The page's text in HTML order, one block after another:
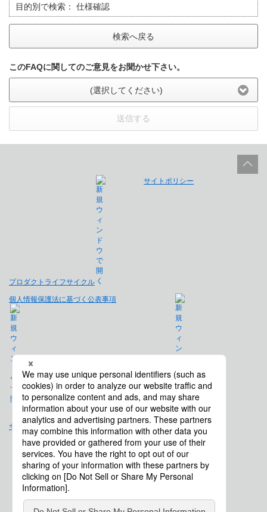
目的別で検索： 仕様確認
検索へ戻る
このFAQに関してのご意見をお聞かせ下さい。
(選択してください)
送信する
プロダクトライフサイクル
サイトポリシー
個人情報保護法に基づく公表事項
免責事項
サイトマップ